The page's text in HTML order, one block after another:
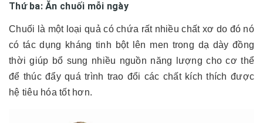
Thứ ba: Ăn chuối mỗi ngày
Chuối là một loại quả có chứa rất nhiều chất xơ do đó nó
có tác dụng kháng tinh bột lên men trong dạ dày đồng
thời giúp bổ sung nhiều nguồn năng lượng cho cơ thể
để thúc đẩy quá trình trao đổi các chất kích thích được
hệ tiêu hóa tốt hơn.